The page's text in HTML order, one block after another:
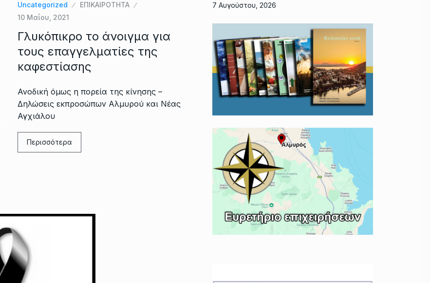
Uncategorized
ΕΠΙΚΑΙΡΟΤΗΤΑ
10 Μαΐου, 2021
Γλυκόπικρο το άνοιγμα για
τους επαγγελματίες της
καφεστίασης
Ανοδική όμως η πορεία της κίνησης –
Δηλώσεις εκπροσώπων Αλμυρού και Νέας
Αγχιάλου
Περισσότερα
7 Αυγούστου, 2026